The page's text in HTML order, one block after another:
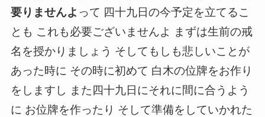
要りませんよ って 四十九日の今予定を立てるこ
とも これも必要ございませんよ まずは生前の戒
名を授かりましょう そしてもしも悲しいことが
あった時に その時に初めて 白木の位牌をお作り
をしますし また四十九日にそれに間に合うよう
に お位牌を作ったり そして準備をしていかれた